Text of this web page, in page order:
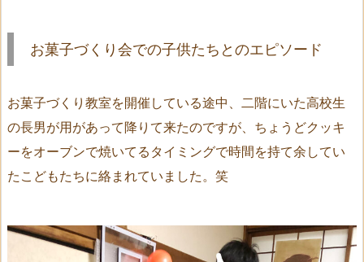
お菓子づくり会での子供たちとのエピソード
お菓子づくり教室を開催している途中、二階にいた高校生
の長男が用があって降りて来たのですが、ちょうどクッキ
ーをオーブンで焼いてるタイミングで時間を持て余してい
たこどもたちに絡まれていました。笑